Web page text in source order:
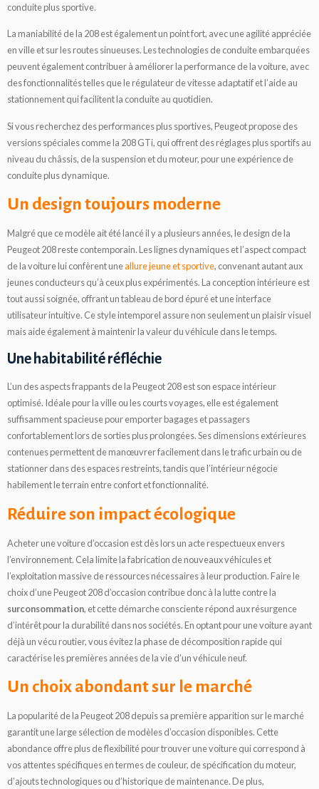
conduite plus sportive.
La maniabilité de la 208 est également un point fort, avec une agilité appréciée
en ville et sur les routes sinueuses. Les technologies de conduite embarquées
peuvent également contribuer à améliorer la performance de la voiture, avec
des fonctionnalités telles que le régulateur de vitesse adaptatif et l’aide au
stationnement qui facilitent la conduite au quotidien.
Si vous recherchez des performances plus sportives, Peugeot propose des
versions spéciales comme la 208 GTi, qui offrent des réglages plus sportifs au
niveau du châssis, de la suspension et du moteur, pour une expérience de
conduite plus dynamique.
Un design toujours moderne
Malgré que ce modèle ait été lancé il y a plusieurs années, le design de la
Peugeot 208 reste contemporain. Les lignes dynamiques et l’aspect compact
de la voiture lui confèrent uneallure jeune et sportive, convenant autant aux
jeunes conducteurs qu’à ceux plus expérimentés. La conception intérieure est
tout aussi soignée, offrant un tableau de bord épuré et une interface
utilisateur intuitive. Ce style intemporel assure non seulement un plaisir visuel
mais aide également à maintenir la valeur du véhicule dans le temps.
Une habitabilité réfléchie
L’un des aspects frappants de la Peugeot 208 est son espace intérieur
optimisé. Idéale pour la ville ou les courts voyages, elle est également
suffisamment spacieuse pour emporter bagages et passagers
confortablement lors de sorties plus prolongées. Ses dimensions extérieures
contenues permettent de manœuvrer facilement dans le trafic urbain ou de
stationner dans des espaces restreints, tandis que l’intérieur négocie
habilement le terrain entre confort et fonctionnalité.
Réduire son impact écologique
Acheter une voiture d’occasion est dès lors un acte respectueux envers
l’environnement. Cela limite la fabrication de nouveaux véhicules et
l’exploitation massive de ressources nécessaires à leur production. Faire le
choix d’une Peugeot 208 d’occasion contribue donc à la lutte contre la
surconsommation, et cette démarche consciente répond aux résurgence
d’intérêt pour la durabilité dans nos sociétés. En optant pour une voiture ayant
déjà un vécu routier, vous évitez la phase de décomposition rapide qui
caractérise les premières années de la vie d’un véhicule neuf.
Un choix abondant sur le marché
La popularité de la Peugeot 208 depuis sa première apparition sur le marché
garantit une large sélection de modèles d’occasion disponibles. Cette
abondance offre plus de flexibilité pour trouver une voiture qui correspond à
vos attentes spécifiques en termes de couleur, de spécification du moteur,
d’ajouts technologiques ou d’historique de maintenance. De plus,